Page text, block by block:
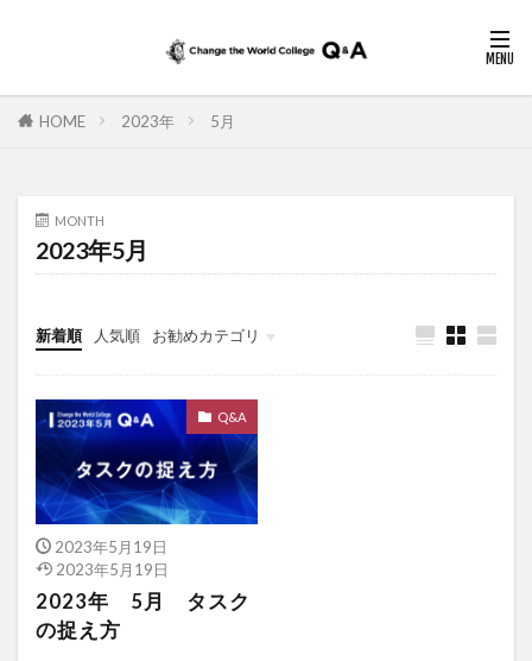
HOME 2023年 5月
MONTH
2023年5月
新着順 人気順 お勧めカテゴリ
未分類
Q&A
2023年5月19日
2023年5月19日
2023年 5月 タスク
の捉え方